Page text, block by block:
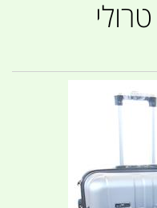
דגם MARSELLA טרולי